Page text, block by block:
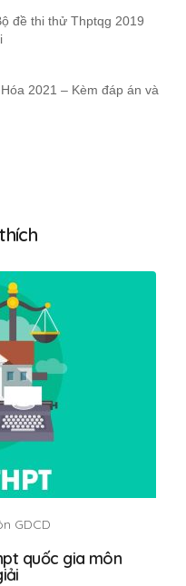
đề thi thử Thptqg 2019
2021 – Kèm đáp án và
GDCD
quốc gia môn